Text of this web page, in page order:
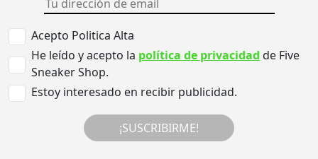
Acepto Politica Alta
He leído y acepto la política de privacidad de Five
Sneaker Shop.
Estoy interesado en recibir publicidad.
¡SUSCRIBIRME!